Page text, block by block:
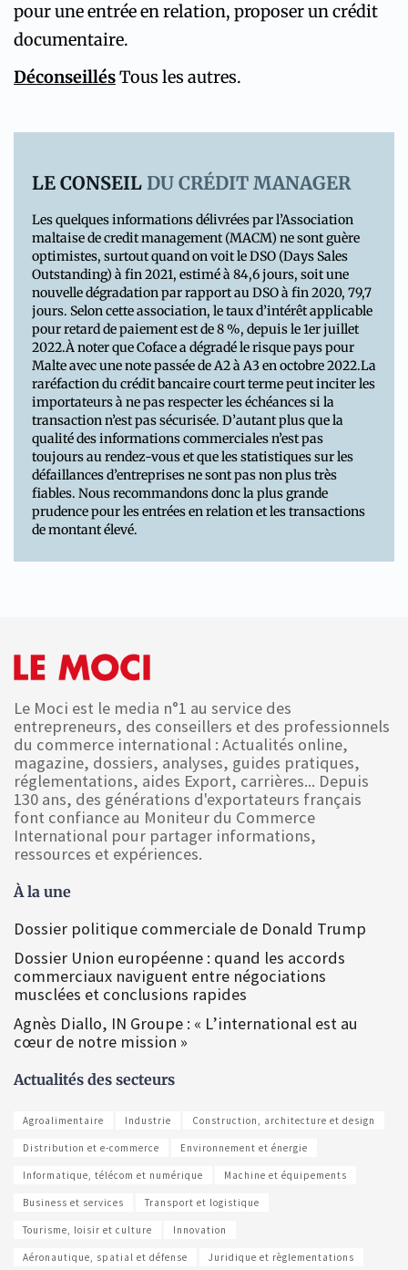
pour une entrée en relation, proposer un crédit
documentaire.
DéconseillésTous les autres.
LE CONSEIL DU CRÉDIT MANAGER
Les quelques informations délivrées par l’Association
maltaise de credit management (MACM) ne sont guère
optimistes, surtout quand on voit le DSO (Days Sales
Outstanding) à fin 2021, estimé à 84,6 jours, soit une
nouvelle dégradation par rapport au DSO à fin 2020, 79,7
jours. Selon cette association, le taux d’intérêt applicable
pour retard de paiement est de 8 %, depuis le 1er juillet
2022.À noter que Coface a dégradé le risque pays pour
Malte avec une note passée de A2 à A3 en octobre 2022.La
raréfaction du crédit bancaire court terme peut inciter les
importateurs à ne pas respecter les échéances si la
transaction n’est pas sécurisée. D’autant plus que la
qualité des informations commerciales n’est pas
toujours au rendez-vous et que les statistiques sur les
défaillances d’entreprises ne sont pas non plus très
fiables. Nous recommandons donc la plus grande
prudence pour les entrées en relation et les transactions
de montant élevé.
Le Moci est le media n°1 au service des
entrepreneurs, des conseillers et des professionnels
du commerce international : Actualités online,
magazine, dossiers, analyses, guides pratiques,
réglementations, aides Export, carrières... Depuis
130 ans, des générations d'exportateurs français
font confiance au Moniteur du Commerce
International pour partager informations,
ressources et expériences.
À la une
Dossier politique commerciale de Donald Trump
Dossier Union européenne : quand les accords
commerciaux naviguent entre négociations
musclées et conclusions rapides
Agnès Diallo, IN Groupe : « L’international est au
cœur de notre mission »
Actualités des secteurs
Agroalimentaire Industrie Construction, architecture et design
Distribution et e-commerce Environnement et énergie
Informatique, télécom et numérique Machine et équipements
Business et services Transport et logistique
Tourisme, loisir et culture Innovation
Aéronautique, spatial et défense Juridique et règlementations